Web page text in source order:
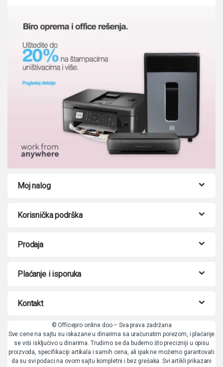
Moj nalog
Korisnička podrška
Prodaja
Plaćanje i isporuka
Kontakt
© Officepro online doo – Sva prava zadržana
Sve cene na sajtu su iskazane u dinarima sa uračunatim porezom, i plaćanje
se vrši isključivo u dinarima. Trudimo se da budemo što precizniji u opisu
proizvoda, specifikaciji artikala i samih cena, ali ipak ne možemo garantovati
da su svi podaci na ovom sajtu kompletni i bez grešaka. Svi artikli prikazani